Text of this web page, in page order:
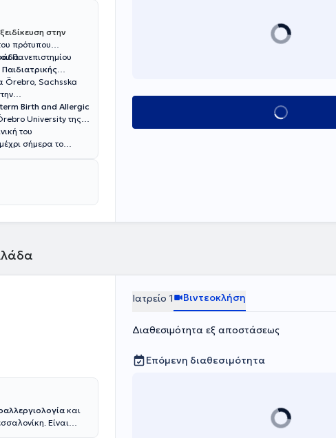
στην
πρότυπου
.
Πανεπιστημίου
Παιδιατρικής
Örebro, Sachsska
Birth and Allergic
University της
του
σήμερα το
Κλείσε ραντεβού
και
Είναι
Ιατρείο 1 Βιντεοκλήση
Διαθεσιμότητα εξ αποστάσεως
Επόμενη διαθεσιμότητα